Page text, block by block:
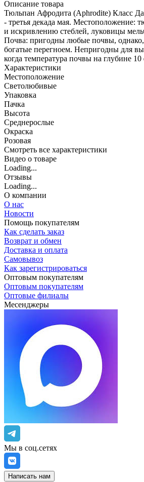
Описание товара
Тюльпан Афродита (Aphrodite) Класс
- третья декада мая. Местоположение:
и искривлению стеблей, луковицы
Почва: пригодны любые почвы, однако,
богатые перегноем. Непригодны для
когда температура почвы на глубине
Характеристики
Местоположение
Светолюбивые
Упаковка
Пачка
Высота
Среднерослые
Окраска
Розовая
Cмотреть все характеристики
Видео о товаре
Loading...
Отзывы
Loading...
О компании
О нас
Новости
Помощь покупателям
Как сделать заказ
Возврат и обмен
Доставка и оплата
Самовывоз
Как зарегистрироваться
Оптовым покупателям
Оптовым покупателям
Оптовые филиалы
Месенджеры
Мы в соц.сетях
Написать нам